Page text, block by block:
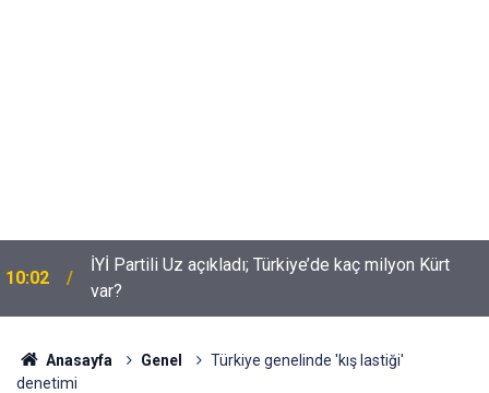
var?
09:54
Suça sürüklenen çocuklar için yeni düzenleme
neleri kapsiyor?
Anasayfa Genel
Türkiye genelinde 'kış lastiği'
denetimi